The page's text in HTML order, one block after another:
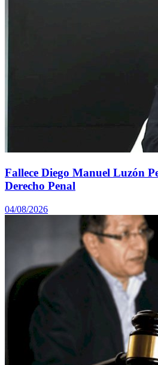
Fallece Diego Manuel Luzón
Derecho Penal
04/08/2026